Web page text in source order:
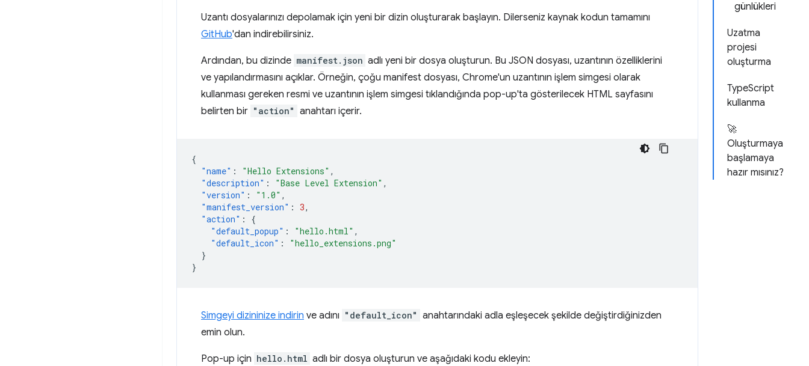
günlükleri
Uzatma
projesi
oluşturma
TypeScript
kullanma
🚀
Oluşturmaya
başlamaya
hazır mısınız?
Uzantı dosyalarınızı depolamak için yeni bir dizin oluşturarak başlayın. Dilerseniz kaynak kodun tamamını
GitHub'dan indirebilirsiniz.
Ardından, bu dizinde manifest.json adlı yeni bir dosya oluşturun. Bu JSON dosyası, uzantının özelliklerini
ve yapılandırmasını açıklar. Örneğin, çoğu manifest dosyası, Chrome'un uzantının işlem simgesi olarak
kullanması gereken resmi ve uzantının işlem simgesi tıklandığında pop-up'ta gösterilecek HTML sayfasını
belirten bir "action" anahtarı içerir.
{
"name" : "Hello Extensions" ,
"description" : "Base Level Extension" ,
"version" : "1.0" ,
"manifest_version" : 3,
"action" :
{
"default_popup" : "hello.html" ,
"default_icon" :
"hello_extensions.png"
}
}
Simgeyi dizininize indirin ve adını "default_icon" anahtarındaki adla eşleşecek şekilde değiştirdiğinizden
emin olun.
Pop-up için hello.html adlı bir dosya oluşturun ve aşağıdaki kodu ekleyin: